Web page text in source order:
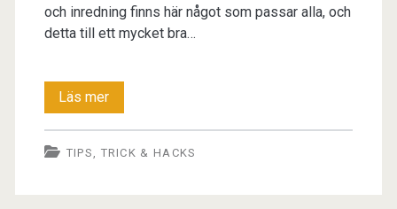
och inredning finns här något som passar alla, och
detta till ett mycket bra…
Läs merIKEA
hacks
för
TIPS, TRICK & HACKS